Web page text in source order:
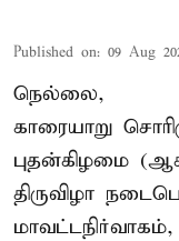
Published on: 09 Aug
நெல்லை,
காரையாறு
புதன்கிழமை
திருவிழா